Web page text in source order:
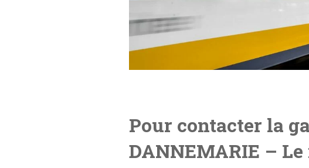
Pour contacter la
DANNEMARIE – L